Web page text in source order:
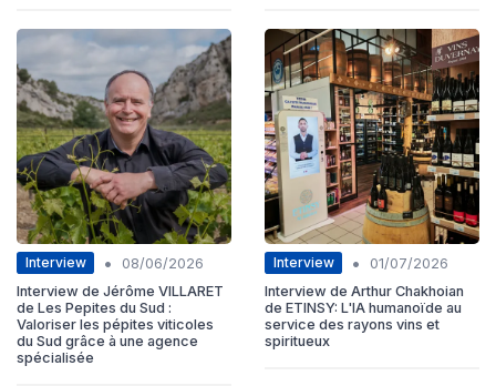
Interview •
08/06/2026
Interview de Jérôme VILLARET
de Les Pepites du Sud :
Valoriser les pépites viticoles
du Sud grâce à une agence
spécialisée
Interview •
01/07/2026
Interview de Arthur Chakhoian
de ETINSY: L'IA humanoïde au
service des rayons vins et
spiritueux